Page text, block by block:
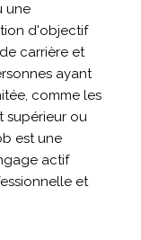
une
d'objectif
carrière et
ayant
comme les
supérieur ou
est une
actif
et